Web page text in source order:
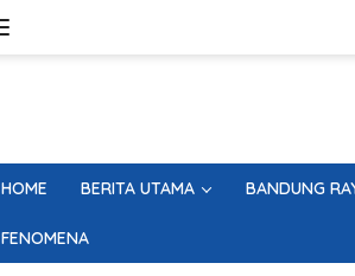
HOME BERITA UTAMA BANDUNG
FENOMENA